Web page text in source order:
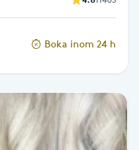
Boka inom 24 h